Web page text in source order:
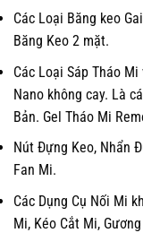
Các Loại Băng keo
Băng Keo 2 mặt.
Các Loại Sáp Tháo
Nano không cay. Là
Bản. Gel Tháo Mi
Nút Đựng Keo, Nhẩn
Fan Mi.
Các Dụng Cụ Nối Mi
Mi, Kéo Cắt Mi,